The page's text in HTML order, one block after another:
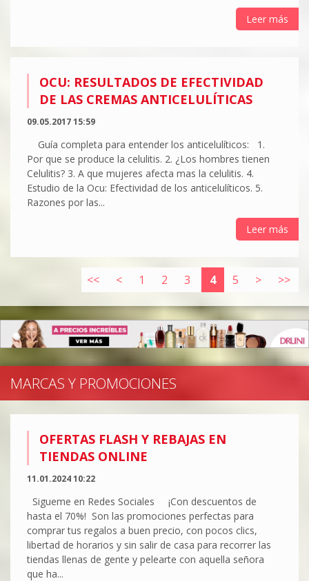
Leer más
OCU: RESULTADOS DE EFECTIVIDAD
DE LAS CREMAS ANTICELULÍTICAS
09.05.2017 15:59
Guía completa para entender los anticelulíticos: 1.
Por que se produce la celulitis. 2. ¿Los hombres tienen
Celulitis? 3. A que mujeres afecta mas la celulitis. 4.
Estudio de la Ocu: Efectividad de los anticelulíticos. 5.
Razones por las...
Leer más
<< < 1 2 3 4 5 > >>
MARCAS Y PROMOCIONES
OFERTAS FLASH Y REBAJAS EN
TIENDAS ONLINE
11.01.2024 10:22
Sigueme en Redes Sociales ¡Con descuentos de
hasta el 70%! Son las promociones perfectas para
comprar tus regalos a buen precio, con pocos clics,
libertad de horarios y sin salir de casa para recorrer las
tiendas llenas de gente y pelearte con aquella señora
que ha...